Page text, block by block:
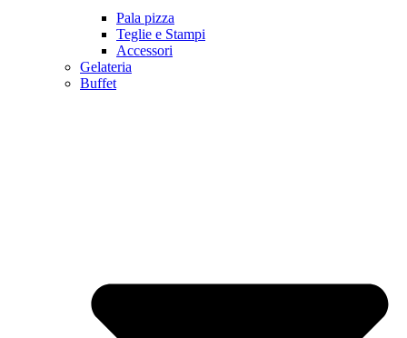
Pala pizza
Teglie e Stampi
Accessori
Gelateria
Buffet